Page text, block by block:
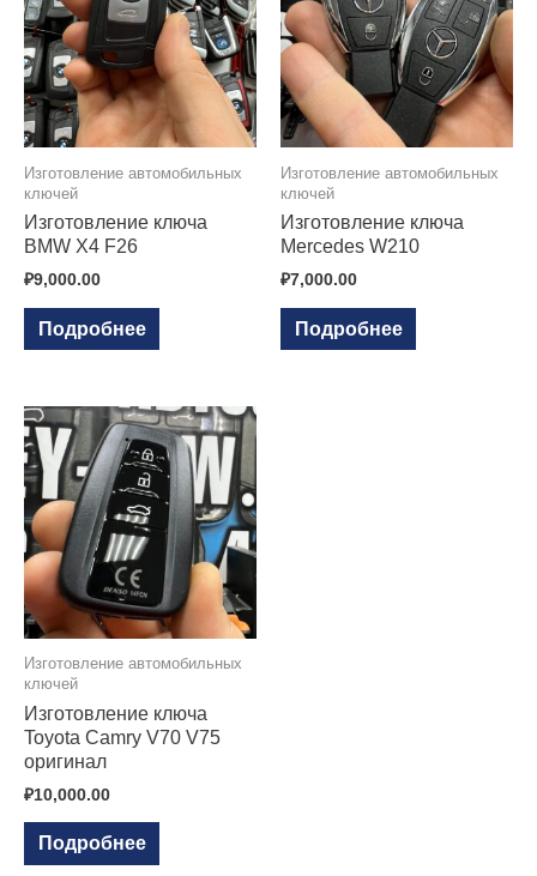
Изготовление автомобильных
ключей
Изготовление ключа
BMW X4 F26
₽9,000.00
Подробнее
Изготовление автомобильных
ключей
Изготовление ключа
Mercedes W210
₽7,000.00
Подробнее
Изготовление автомобильных
ключей
Изготовление ключа
Toyota Camry V70 V75
оригинал
₽10,000.00
Подробнее